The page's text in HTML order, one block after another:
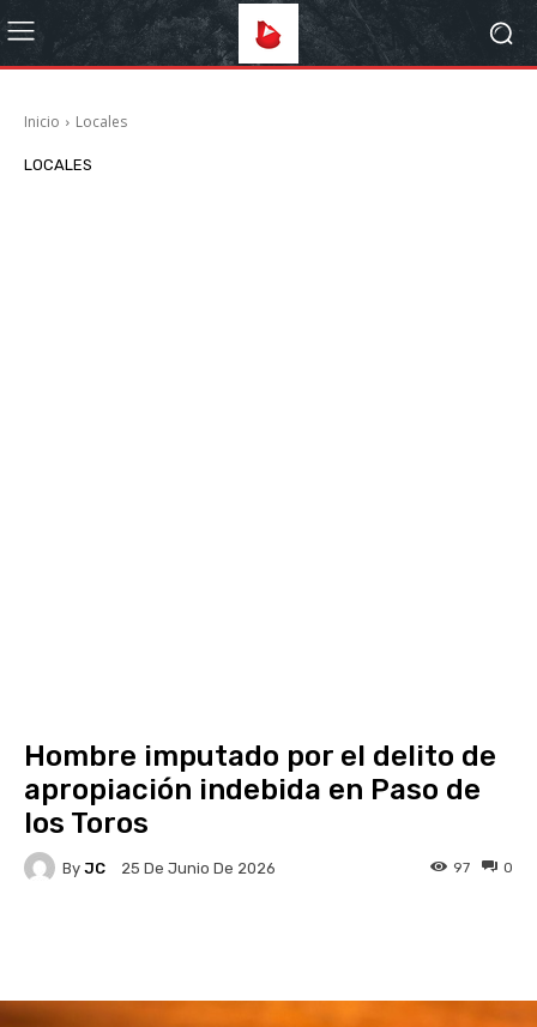
Inicio Locales
LOCALES
Hombre imputado por el delito de
apropiación indebida en Paso de
los Toros
By JC 25 De Junio De 2026 0
97